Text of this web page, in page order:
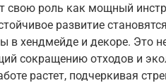
свою роль как мощный
развитие
хендмейде и декоре. Это
сокращению отходов и
растет, подчеркивая